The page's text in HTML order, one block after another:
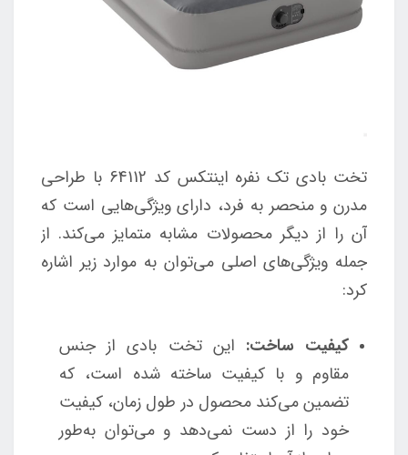
تخت بادی تک نفره اینتکس کد 64112 با طراحی
مدرن و منحصر به فرد، دارای ویژگی‌هایی است که
آن را از دیگر محصولات مشابه متمایز می‌کند. از
جمله ویژگی‌های اصلی می‌توان به موارد زیر اشاره
کرد:
کیفیت ساخت: این تخت بادی از جنس
مقاوم و با کیفیت ساخته شده است، که
تضمین می‌کند محصول در طول زمان، کیفیت
خود را از دست نمی‌دهد و می‌توان به‌طور